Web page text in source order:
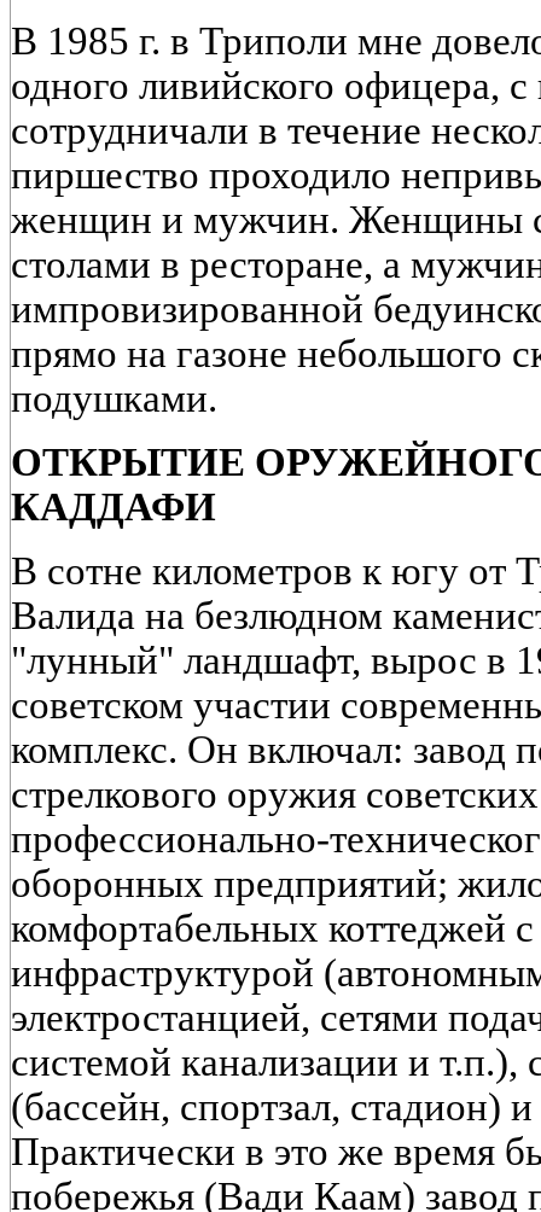
В 1985 г. в Триполи мне
одного ливийского офицера,
сотрудничали в течение
пиршество проходило
женщин и мужчин. Женщины с
столами в ресторане, а
импровизированной
прямо на газоне небольшого
подушками.
ОТКРЫТИЕ
КАДДАФИ
В сотне километров к югу от
Валида на безлюдном
"лунный" ландшафт, вырос в
советском участии
комплекс. Он включал: завод
стрелкового оружия
профессионально-
оборонных предприятий;
комфортабельных коттеджей с
инфраструктурой
электростанцией, сетями
системой канализации и
(бассейн, спортзал, стадион)
Практически в это же время
побережья (Вади Каам) завод